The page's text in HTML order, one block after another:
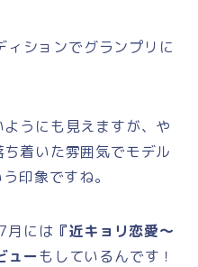
ィションでグランプリに
うにも見えますが、や
着いた雰囲気でモデル
印象ですね。
月には 『近キョリ恋愛〜
ューもしているんです！